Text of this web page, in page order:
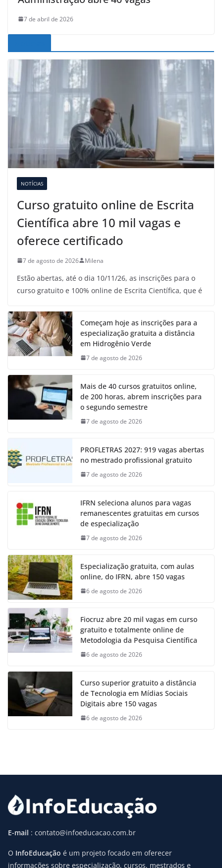
7 de abril de 2026
NOTÍCIAS
Curso gratuito online de Escrita
Científica abre 10 mil vagas e
oferece certificado
7 de agosto de 2026 Milena
Estão abertas, até o dia 10/11/26, as inscrições para o
curso gratuito e 100% online de Escrita Científica, que é
Começam hoje as inscrições para a
especialização gratuita a distância
em Hidrogênio Verde
7 de agosto de 2026
Mais de 40 cursos gratuitos online,
de 200 horas, abrem inscrições para
o segundo semestre
7 de agosto de 2026
PROFLETRAS 2027: 919 vagas abertas
no mestrado profissional gratuito
7 de agosto de 2026
IFRN seleciona alunos para vagas
remanescentes gratuitas em cursos
de especialização
7 de agosto de 2026
Especialização gratuita, com aulas
online, do IFRN, abre 150 vagas
6 de agosto de 2026
Fiocruz abre 20 mil vagas em curso
gratuito e totalmente online de
Metodologia da Pesquisa Científica
6 de agosto de 2026
Curso superior gratuito a distância
de Tecnologia em Mídias Sociais
Digitais abre 150 vagas
6 de agosto de 2026
E-mail : contato@infoeducacao.com.br
O InfoEducação é um projeto focado em oferecer
informações sobre especialização, cursos, mestrados e